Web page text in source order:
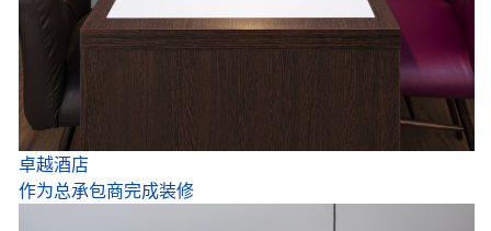
卓越酒店
作为总承包商完成装修